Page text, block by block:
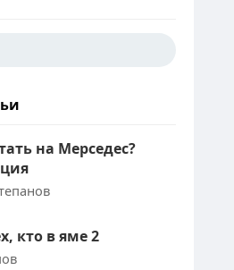
на Мерседес?
кто в яме 2